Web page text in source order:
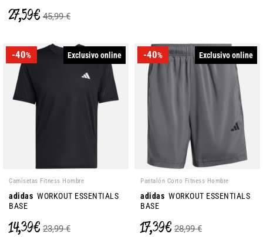
27,59 € 45,99 €
-40% Exclusivo online
Camisetas Fitness Hombre
adidas WORKOUT ESSENTIALS
BASE
14,39 € 23,99 €
-40% Exclusivo online
Pantalón Corto Fitness Hombre
adidas WORKOUT ESSENTIALS
BASE
17,39 € 28,99 €